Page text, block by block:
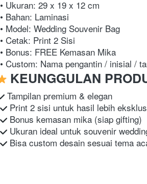
• Custom: Nama pengantin / inisial /
KEUNGGULAN
Tampilan premium & elegan
Print 2 sisi untuk hasil lebih
Bonus kemasan mika (siap gifting)
Ukuran ideal untuk souvenir
Bisa custom desain sesuai tema